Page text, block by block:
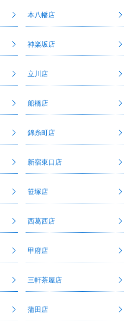
本八幡店
神楽坂店
立川店
船橋店
錦糸町店
新宿東口店
笹塚店
西葛西店
甲府店
三軒茶屋店
蒲田店